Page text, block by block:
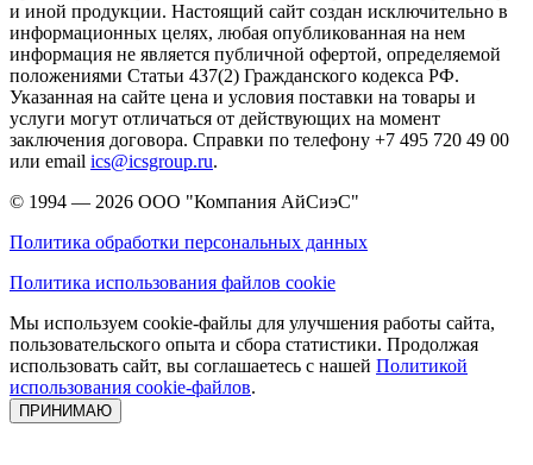
и иной продукции. Настоящий сайт создан исключительно в
информационных целях, любая опубликованная на нем
информация не является публичной офертой, определяемой
положениями Статьи 437(2) Гражданского кодекса РФ.
Указанная на сайте цена и условия поставки на товары и
услуги могут отличаться от действующих на момент
заключения договора. Справки по телефону +7 495 720 49 00
или email ics@icsgroup.ru.
© 1994 — 2026 ООО "Компания АйСиэС"
Политика обработки персональных данных
Политика использования файлов cookie
Мы используем cookie-файлы для улучшения работы сайта,
пользовательского опыта и сбора статистики. Продолжая
использовать сайт, вы соглашаетесь с нашей Политикой
использования cookie-файлов.
ПРИНИМАЮ